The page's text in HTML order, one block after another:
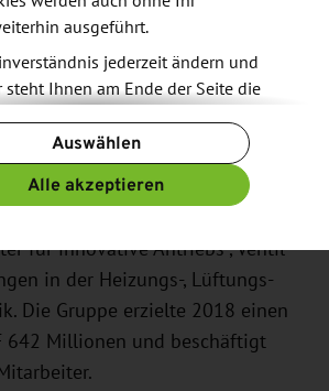
ausbauen. In den
sollen hier rund 100
werden.
für innovative Antriebs-, Ventil-
in der Heizungs-, Lüftungs-
Die Gruppe erzielte 2018 einen
642 Millionen und beschäftigt
ausgeführt.
jederzeit ändern und
steht Ihnen am Ende der Seite die
finden Sie in unseren
und ergänzend in unserem
Auswählen
Alle akzeptieren